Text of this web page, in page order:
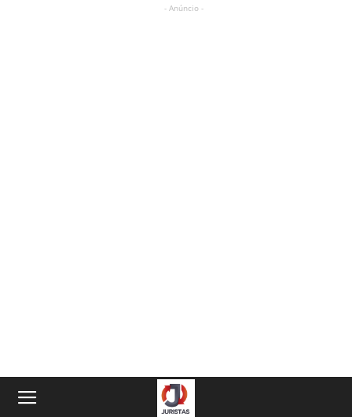
- Anúncio -